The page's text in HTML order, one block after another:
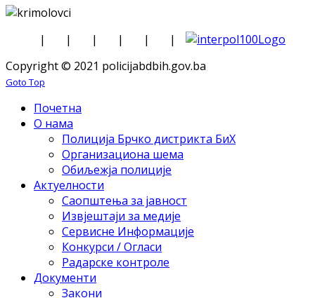
| | | | |
|
Copyright © 2021 policijabdbih.gov.ba
Goto Top
Почетна
О нама
Полиција Брчко дистрикта БиХ
Организациона шема
Обиљежја полиције
Актуелности
Саопштења за јавност
Извјештаји за медије
Сервисне Информације
Конкурси / Огласи
Радарске контроле
Документи
Закони